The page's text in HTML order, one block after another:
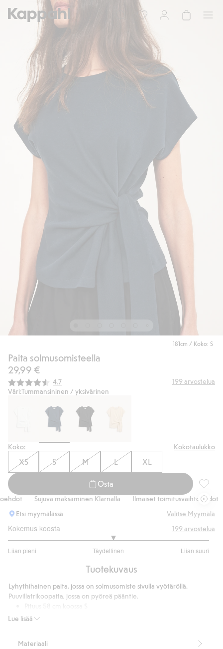
181cm / Koko: S
Paita solmusomisteella
29,99 €
Keskimääräinen luokitus:
4.7 199 arvostelua
Väri:Tummansininen / yksivärinen
Koko: Kokotaulukko
XS S M L XL
Osta
Paita
Sujuva maksaminen Klarnalla Ilmaiset toimitusvaihtoehdot
Etsi myymälässä
Valitse Myymälä
Kokemus koosta
Liian pieni Täydellinen Liian suuri
/
ääneen
199 arvostelua
Tuotekuvaus
Lue lisää
Lyhythihainen paita, jossa on solmusomiste sivulla vyötäröllä.
Puuvillatrikoopaita, jossa on pyöreä pääntie.
Tuotenumero
Materiaali